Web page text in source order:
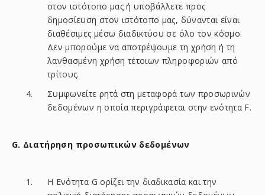
στον ιστότοπο μας ή υποβάλλετε προς
δημοσίευση στον ιστότοπο μας, δύνανται είναι
διαθέσιμες μέσω διαδικτύου σε όλο τον κόσμο.
Δεν μπορούμε να αποτρέψουμε τη χρήση ή τη
λανθασμένη χρήση τέτοιων πληροφοριών από
τρίτους.
Συμφωνείτε ρητά στη μεταφορά των προσωρινών
δεδομένων η οποία περιγράφεται στην ενότητα F.
G. Διατήρηση προσωπικών δεδομένων
Η Ενότητα G ορίζει την διαδικασία και την